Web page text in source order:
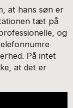
at hans søn er
tæt på
og
På intet
at det er